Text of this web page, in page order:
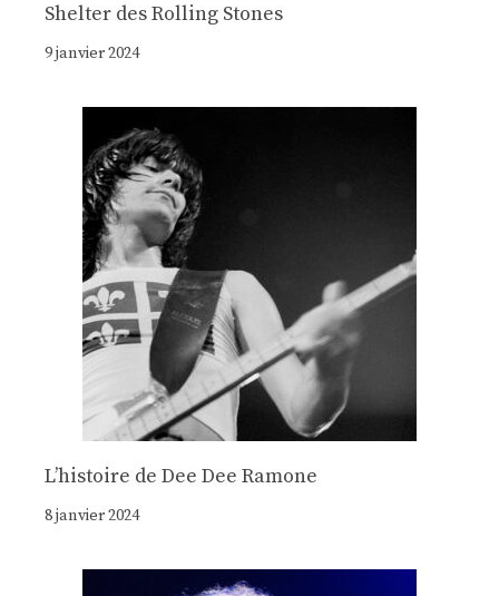
Shelter des Rolling Stones
9 janvier 2024
Lʼhistoire de Dee Dee Ramone
8 janvier 2024